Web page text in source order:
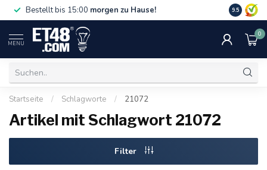
Bestellt bis 15:00 morgen zu Hause! 75 €. Nur
9.5
MENU
0
Startseite / Schlagworte / 21072
Artikel mit Schlagwort 21072
Filter